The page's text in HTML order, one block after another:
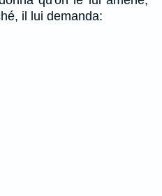
il lui demanda: